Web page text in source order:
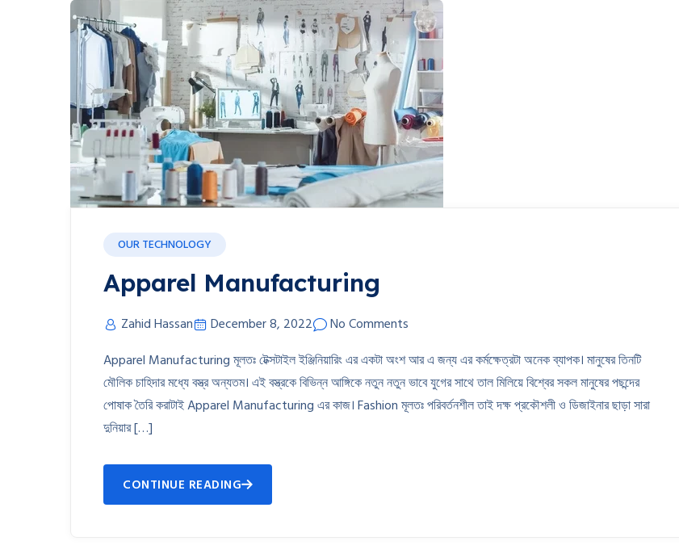
OUR TECHNOLOGY
Apparel Manufacturing
Zahid Hassan December 8, 2022
No Comments
Apparel Manufacturing মূলতঃ টেক্সটাইল ইঞ্জিনিয়ারিং এর একটা অংশ আর এ জন্য এর কর্মক্ষেত্রটা অনেক ব্যাপক। মানুষের তিনটি
মৌলিক চাহিদার মধ্যে বস্ত্র অন্যতম। এই বস্ত্রকে বিভিন্ন আঙ্গিকে নতুন নতুন ভাবে যুগের সাথে তাল মিলিয়ে বিশ্বের সকল মানুষের পছন্দের
পোষাক তৈরি করাটাই Apparel Manufacturing এর কাজ। Fashion মূলতঃ পরিবর্তনশীল তাই দক্ষ প্রকৌশলী ও ডিজাইনার ছাড়া সারা
দুনিয়ার […]
CONTINUE READING